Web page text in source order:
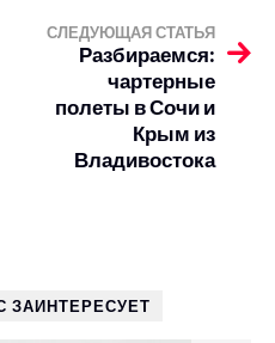
СЛЕДУЮЩАЯ СТАТЬЯ
Разбираемся:
чартерные
полеты в Сочи и
Крым из
Владивостока
ЗАИНТЕРЕСУЕТ